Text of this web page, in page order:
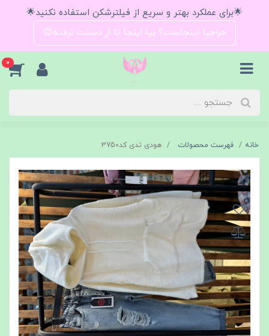
🌟برای عملکرد بهتر و سریع از فیلترشکن استفاده نکنید🌟
حراجیا اینجاست؟ بیا اینجا تا از دستت نرفته😍
0
خانه فهرست محصولات هودی تدی کد3750